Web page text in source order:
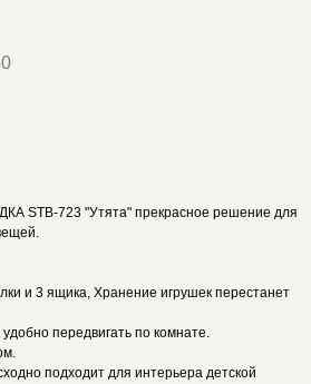
STB-723 "Утята" прекрасное решение для
и 3 ящика, Хранение игрушек перестанет
передвигать по комнате.
подходит для интерьера детской